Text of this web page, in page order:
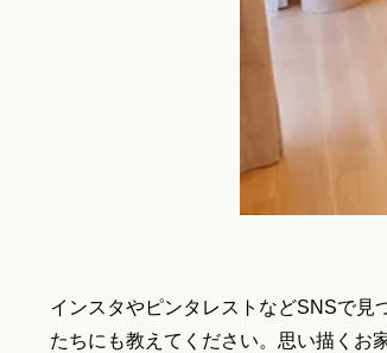
インスタやピンタレストなどSNSで見
たちにも教えてください。思い描くお